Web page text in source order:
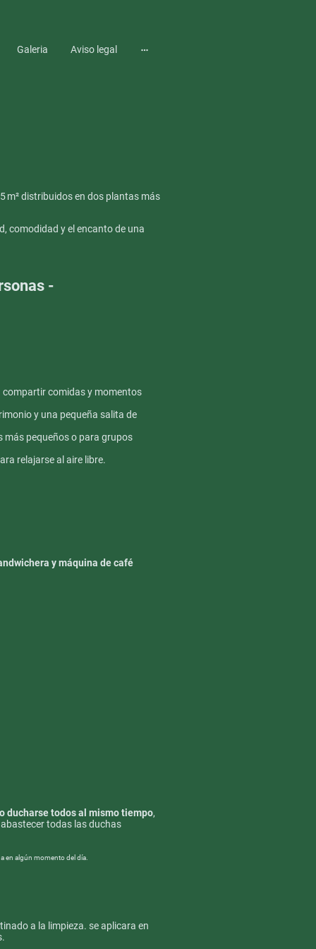
Galeria Aviso legal
m² distribuidos en dos plantas más
comodidad y el encanto de una
-
compartir comidas y momentos
y una pequeña salita de
más pequeños o para grupos
relajarse al aire libre.
y máquina de café
ducharse todos al mismo tiempo,
todas las duchas
en algún momento del día.
a la limpieza. se aplicara en